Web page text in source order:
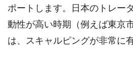
ポートします。日本のトレー
動性が高い時期（例えば東京
は、スキャルピングが非常に